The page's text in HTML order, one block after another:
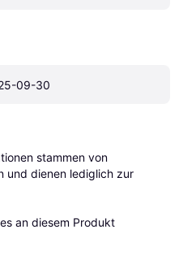
09-30
stammen von
und dienen lediglich zur
an diesem Produkt